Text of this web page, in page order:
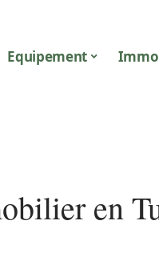
Equipement Immo
en